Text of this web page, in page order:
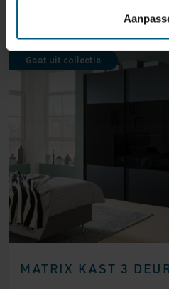
MATRIX KAST 3
Gaat uit collectie